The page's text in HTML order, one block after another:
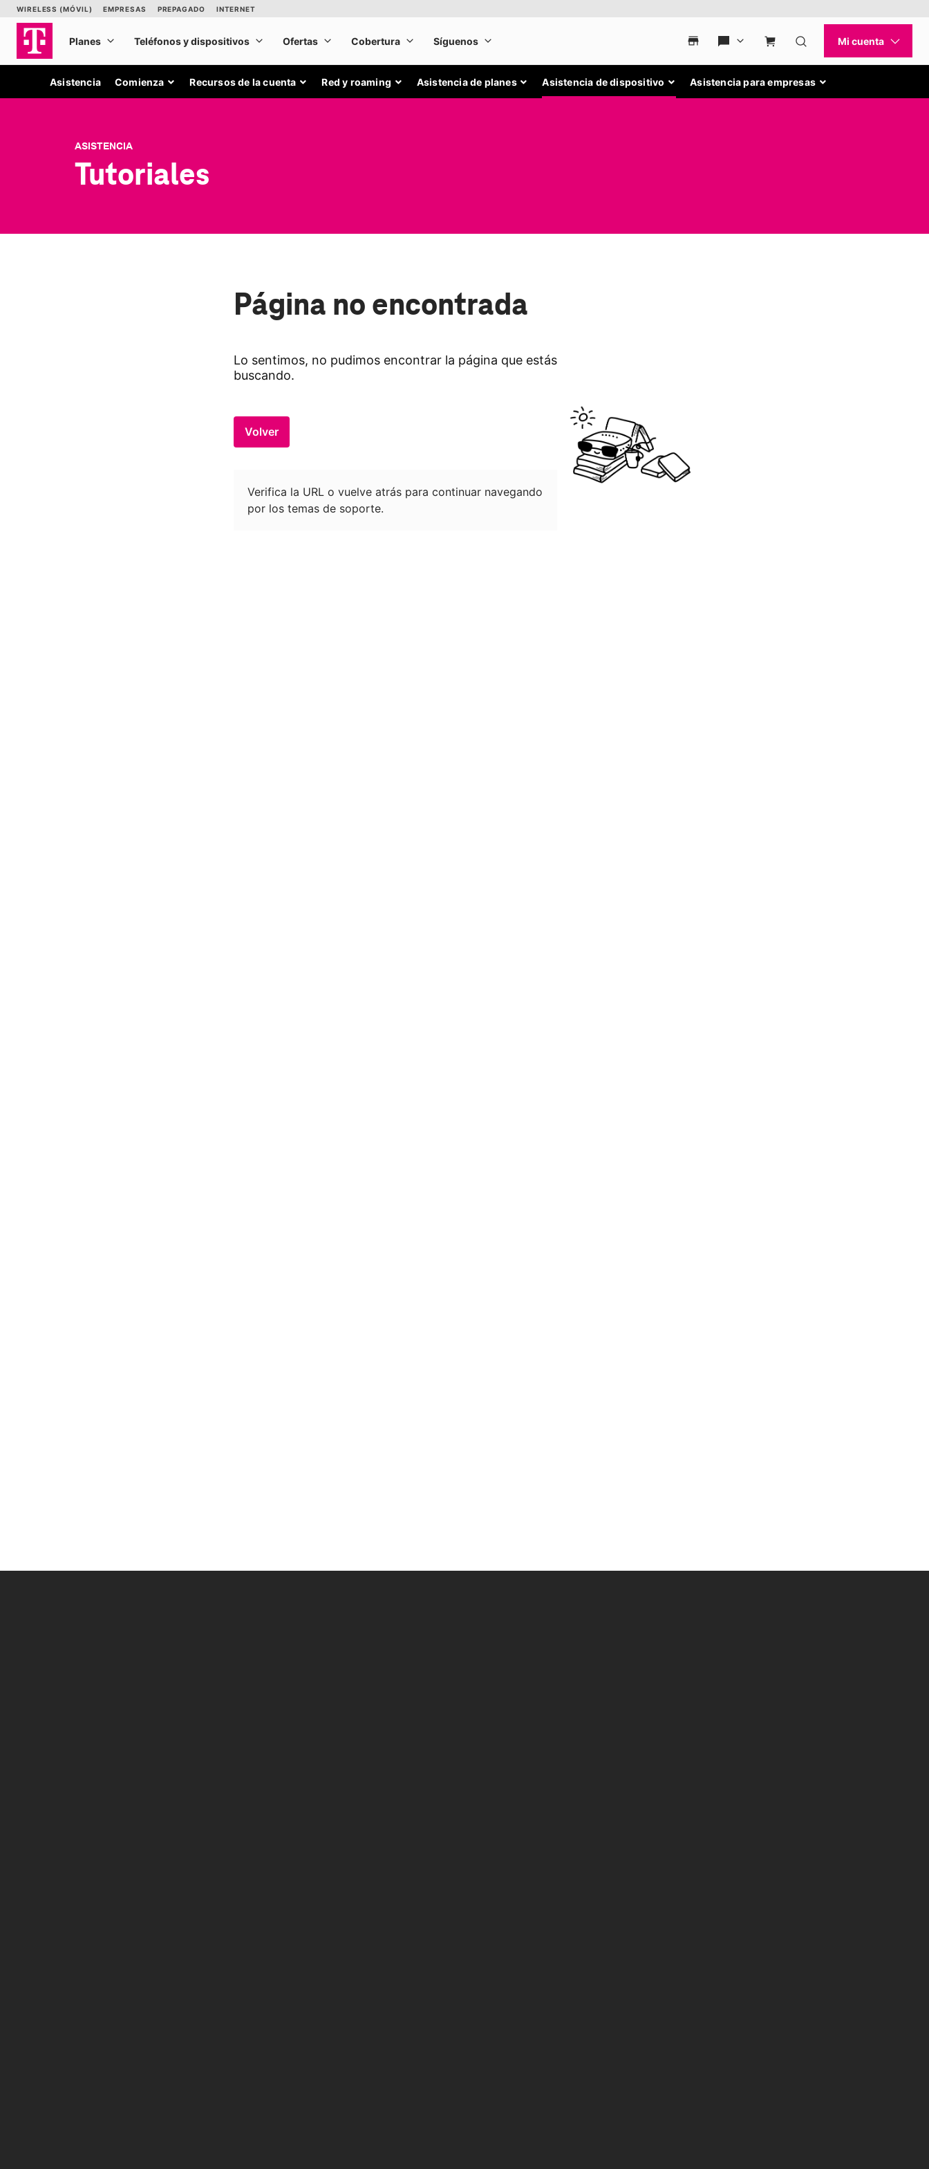
Asistencia Comienza Recursos de la cuenta Red y roaming Asistencia de planes Asistencia de dispositivo Asistencia para empresas
ASISTENCIA
Tutoriales